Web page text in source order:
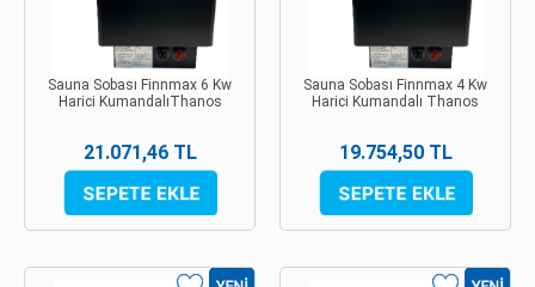
Sauna Sobası Finnmax 6 Kw
Harici KumandalıThanos
21.071,46 TL
Sauna Sobası Finnmax 4 Kw
Harici Kumandalı Thanos
19.754,50 TL